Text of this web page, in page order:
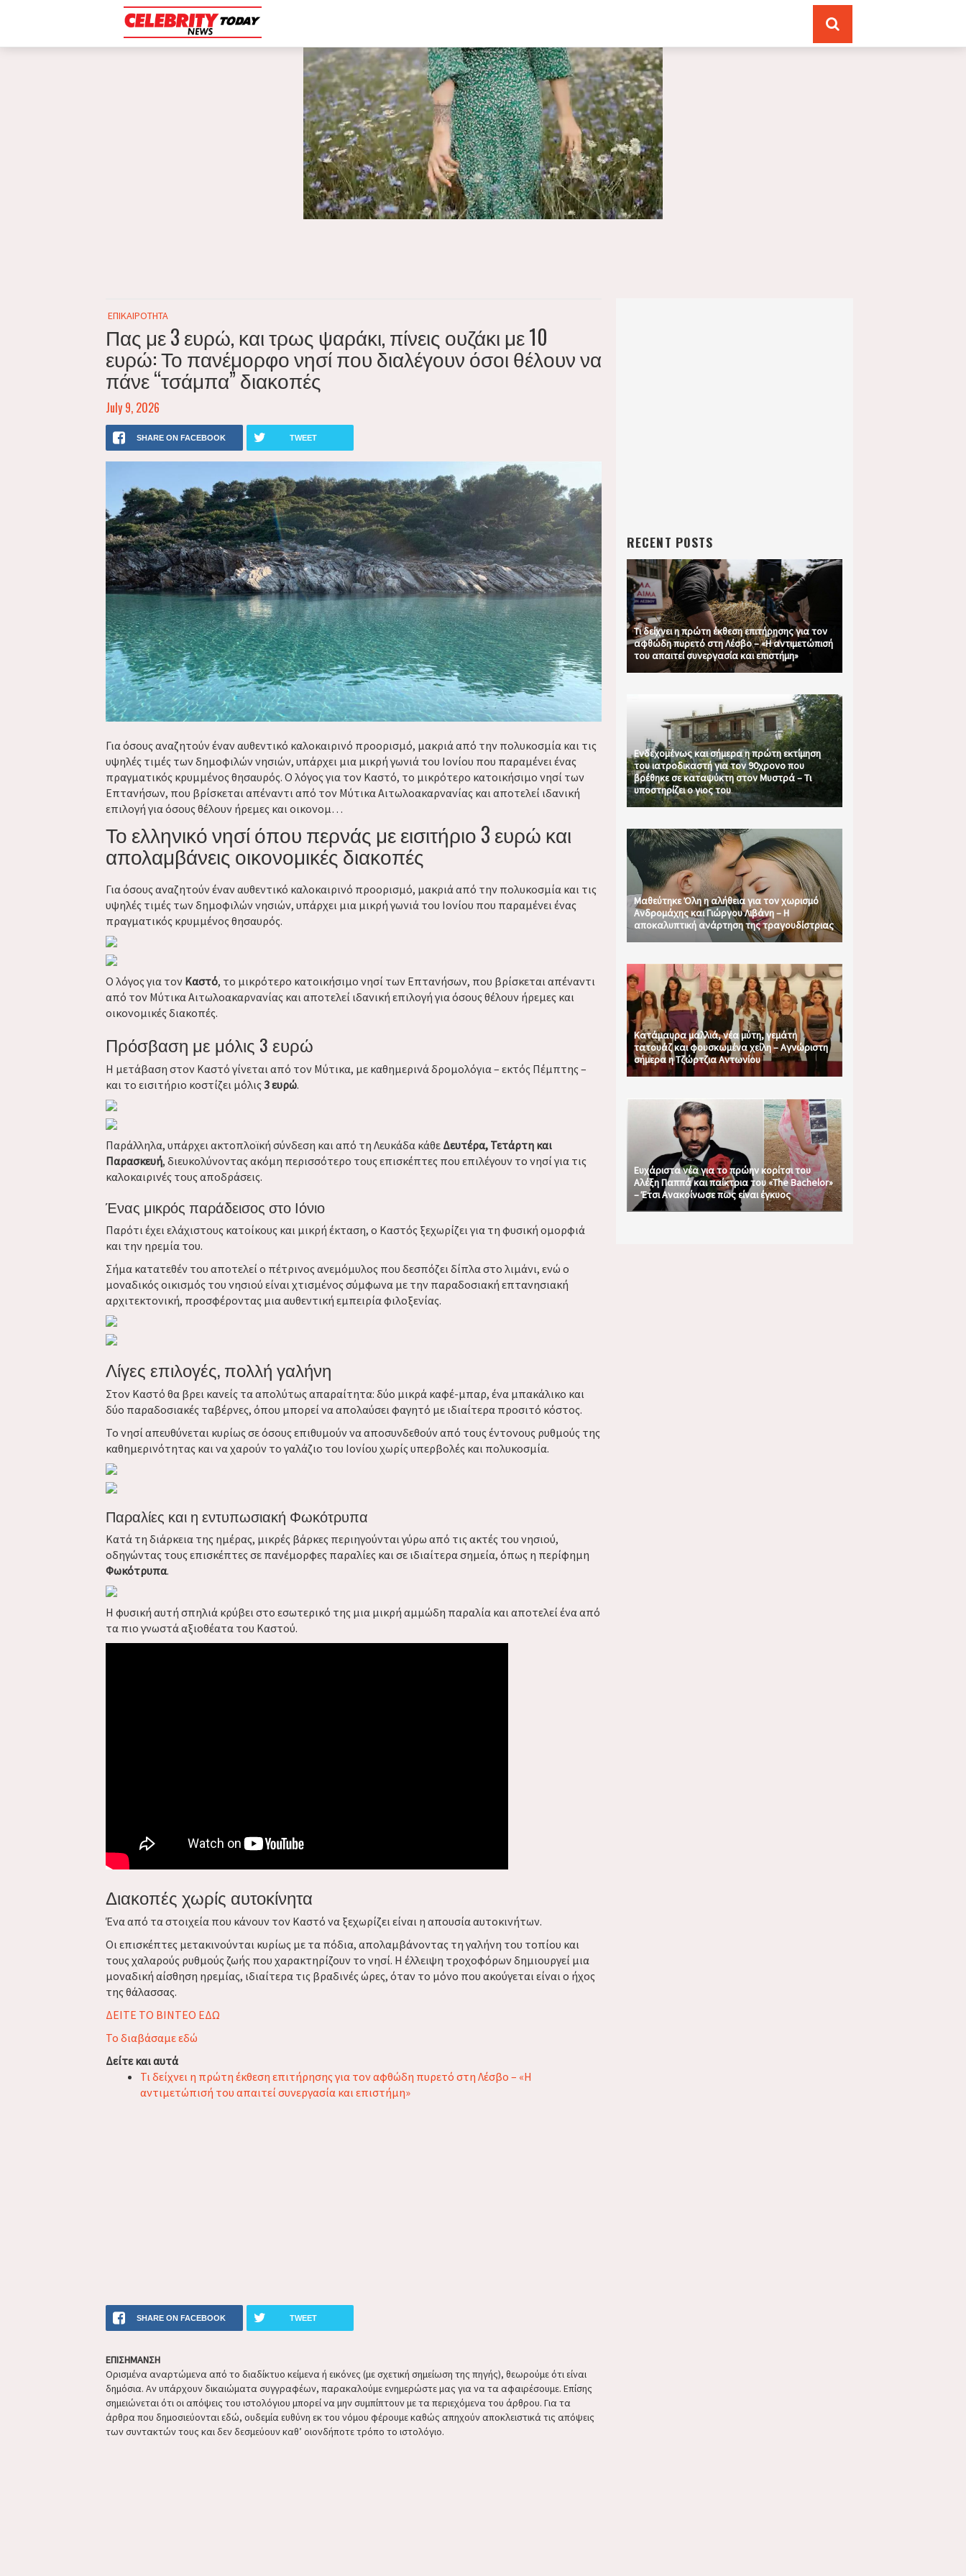
ΕΠΙΚΑΙΡΟΤΗΤΑ
Πας με 3 ευρώ, και τρως ψαράκι, πίνεις ουζάκι με 10
ευρώ: Το πανέμορφο νησί που διαλέγουν όσοι θέλουν να
πάνε “τσάμπα” διακοπές
July 9, 2026
SHARE ON FACEBOOK TWEET
Για όσους αναζητούν έναν αυθεντικό καλοκαιρινό προορισμό, μακριά από την πολυκοσμία και τις
υψηλές τιμές των δημοφιλών νησιών, υπάρχει μια μικρή γωνιά του Ιονίου που παραμένει ένας
πραγματικός κρυμμένος θησαυρός. Ο λόγος για τον Καστό, το μικρότερο κατοικήσιμο νησί των
Επτανήσων, που βρίσκεται απέναντι από τον Μύτικα Αιτωλοακαρνανίας και αποτελεί ιδανική
επιλογή για όσους θέλουν ήρεμες και οικονομ…
Το ελληνικό νησί όπου περνάς με εισιτήριο 3 ευρώ και
απολαμβάνεις οικονομικές διακοπές
Για όσους αναζητούν έναν αυθεντικό καλοκαιρινό προορισμό, μακριά από την πολυκοσμία και τις
υψηλές τιμές των δημοφιλών νησιών, υπάρχει μια μικρή γωνιά του Ιονίου που παραμένει ένας
πραγματικός κρυμμένος θησαυρός.
Ο λόγος για τον Καστό, το μικρότερο κατοικήσιμο νησί των Επτανήσων, που βρίσκεται απέναντι
από τον Μύτικα Αιτωλοακαρνανίας και αποτελεί ιδανική επιλογή για όσους θέλουν ήρεμες και
οικονομικές διακοπές.
Πρόσβαση με μόλις 3 ευρώ
Η μετάβαση στον Καστό γίνεται από τον Μύτικα, με καθημερινά δρομολόγια – εκτός Πέμπτης –
και το εισιτήριο κοστίζει μόλις 3 ευρώ.
Παράλληλα, υπάρχει ακτοπλοϊκή σύνδεση και από τη Λευκάδα κάθε Δευτέρα, Τετάρτη και
Παρασκευή, διευκολύνοντας ακόμη περισσότερο τους επισκέπτες που επιλέγουν το νησί για τις
καλοκαιρινές τους αποδράσεις.
Ένας μικρός παράδεισος στο Ιόνιο
Παρότι έχει ελάχιστους κατοίκους και μικρή έκταση, ο Καστός ξεχωρίζει για τη φυσική ομορφιά
και την ηρεμία του.
Σήμα κατατεθέν του αποτελεί ο πέτρινος ανεμόμυλος που δεσπόζει δίπλα στο λιμάνι, ενώ ο
μοναδικός οικισμός του νησιού είναι χτισμένος σύμφωνα με την παραδοσιακή επτανησιακή
αρχιτεκτονική, προσφέροντας μια αυθεντική εμπειρία φιλοξενίας.
Λίγες επιλογές, πολλή γαλήνη
Στον Καστό θα βρει κανείς τα απολύτως απαραίτητα: δύο μικρά καφέ-μπαρ, ένα μπακάλικο και
δύο παραδοσιακές ταβέρνες, όπου μπορεί να απολαύσει φαγητό με ιδιαίτερα προσιτό κόστος.
Το νησί απευθύνεται κυρίως σε όσους επιθυμούν να αποσυνδεθούν από τους έντονους ρυθμούς της
καθημερινότητας και να χαρούν το γαλάζιο του Ιονίου χωρίς υπερβολές και πολυκοσμία.
Παραλίες και η εντυπωσιακή Φωκότρυπα
Κατά τη διάρκεια της ημέρας, μικρές βάρκες περιηγούνται γύρω από τις ακτές του νησιού,
οδηγώντας τους επισκέπτες σε πανέμορφες παραλίες και σε ιδιαίτερα σημεία, όπως η περίφημη
Φωκότρυπα.
Η φυσική αυτή σπηλιά κρύβει στο εσωτερικό της μια μικρή αμμώδη παραλία και αποτελεί ένα από
τα πιο γνωστά αξιοθέατα του Καστού.
Διακοπές χωρίς αυτοκίνητα
Ένα από τα στοιχεία που κάνουν τον Καστό να ξεχωρίζει είναι η απουσία αυτοκινήτων.
Οι επισκέπτες μετακινούνται κυρίως με τα πόδια, απολαμβάνοντας τη γαλήνη του τοπίου και
τους χαλαρούς ρυθμούς ζωής που χαρακτηρίζουν το νησί. Η έλλειψη τροχοφόρων δημιουργεί μια
μοναδική αίσθηση ηρεμίας, ιδιαίτερα τις βραδινές ώρες, όταν το μόνο που ακούγεται είναι ο ήχος
της θάλασσας.
ΔΕΙΤΕ ΤΟ ΒΙΝΤΕΟ ΕΔΩ
Το διαβάσαμε εδώ
Δείτε και αυτά
Τι δείχνει η πρώτη έκθεση επιτήρησης για τον αφθώδη πυρετό στη Λέσβο – «Η
αντιμετώπισή του απαιτεί συνεργασία και επιστήμη»
SHARE ON FACEBOOK TWEET
ΕΠΙΣΗΜΑΝΣΗ
Ορισμένα αναρτώμενα από το διαδίκτυο κείμενα ή εικόνες (με σχετική σημείωση της πηγής), θεωρούμε ότι είναι
δημόσια. Αν υπάρχουν δικαιώματα συγγραφέων, παρακαλούμε ενημερώστε μας για να τα αφαιρέσουμε. Επίσης
σημειώνεται ότι οι απόψεις του ιστολόγιου μπορεί να μην συμπίπτουν με τα περιεχόμενα του άρθρου. Για τα
άρθρα που δημοσιεύονται εδώ, ουδεμία ευθύνη εκ του νόμου φέρουμε καθώς απηχούν αποκλειστικά τις απόψεις
των συντακτών τους και δεν δεσμεύουν καθ’ οιονδήποτε τρόπο το ιστολόγιο.
RECENT POSTS
Τι δείχνει η πρώτη έκθεση επιτήρησης για τον
αφθώδη πυρετό στη Λέσβο – «Η αντιμετώπισή
του απαιτεί συνεργασία και επιστήμη»
Ενδεχομένως και σήμερα η πρώτη εκτίμηση
του ιατροδικαστή για τον 90χρονο που
βρέθηκε σε καταψύκτη στον Μυστρά – Τι
υποστηρίζει ο γιος του
Μαθεύτηκε Όλη η αλήθεια για τον χωρισμό
Ανδρομάχης και Γιώργου Λιβάνη – Η
αποκαλυπτική ανάρτηση της τραγουδίστριας
Κατάμαυρα μαλλιά, νέα μύτη, γεμάτη
τατουάζ και φουσκωμένα χείλη – Αγνώριστη
σήμερα η Τζώρτζια Αντωνίου
Ευχάριστα νέα για το πρώην κορίτσι του
Αλέξη Παππά και παίκτρια του «The Bachelor»
– Έτσι Ανακοίνωσε πως είναι έγκυος